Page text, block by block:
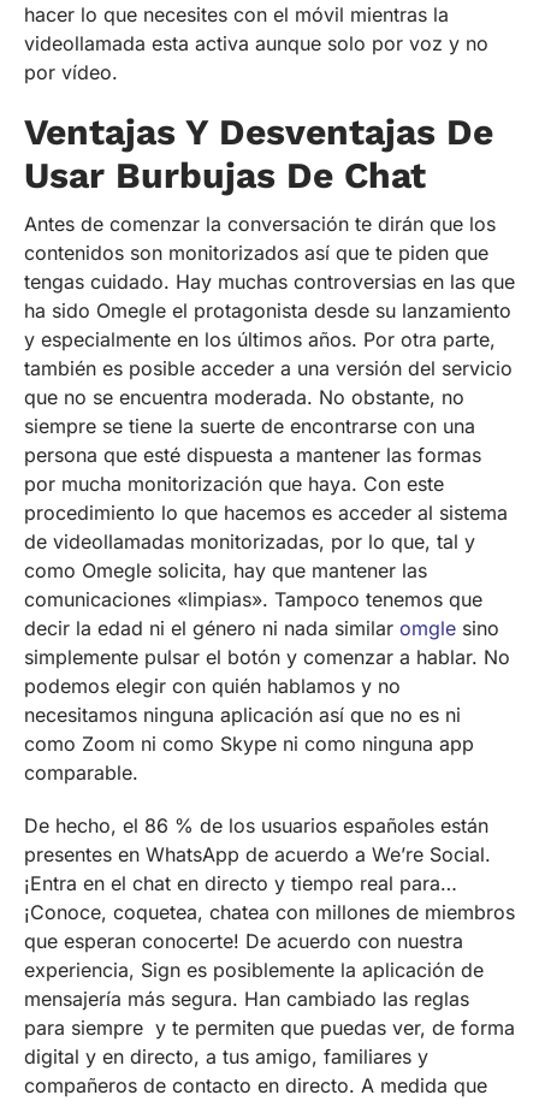
hacer lo que necesites con el móvil mientras la
videollamada esta activa aunque solo por voz y no
por vídeo.
Ventajas Y Desventajas De
Usar Burbujas De Chat
Antes de comenzar la conversación te dirán que los
contenidos son monitorizados así que te piden que
tengas cuidado. Hay muchas controversias en las que
ha sido Omegle el protagonista desde su lanzamiento
y especialmente en los últimos años. Por otra parte,
también es posible acceder a una versión del servicio
que no se encuentra moderada. No obstante, no
siempre se tiene la suerte de encontrarse con una
persona que esté dispuesta a mantener las formas
por mucha monitorización que haya. Con este
procedimiento lo que hacemos es acceder al sistema
de videollamadas monitorizadas, por lo que, tal y
como Omegle solicita, hay que mantener las
comunicaciones «limpias». Tampoco tenemos que
decir la edad ni el género ni nada similar omgle sino
simplemente pulsar el botón y comenzar a hablar. No
podemos elegir con quién hablamos y no
necesitamos ninguna aplicación así que no es ni
como Zoom ni como Skype ni como ninguna app
comparable.
De hecho, el 86 % de los usuarios españoles están
presentes en WhatsApp de acuerdo a We’re Social.
¡Entra en el chat en directo y tiempo real para…
¡Conoce, coquetea, chatea con millones de miembros
que esperan conocerte! De acuerdo con nuestra
experiencia, Sign es posiblemente la aplicación de
mensajería más segura. Han cambiado las reglas
para siempre y te permiten que puedas ver, de forma
digital y en directo, a tus amigo, familiares y
compañeros de contacto en directo. A medida que